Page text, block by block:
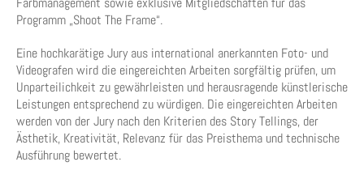
Programm „Shoot The Frame“.
Eine hochkarätige Jury aus international anerkannten Foto- und
Videografen wird die eingereichten Arbeiten sorgfältig prüfen, um
Unparteilichkeit zu gewährleisten und herausragende künstlerische
Leistungen entsprechend zu würdigen. Die eingereichten Arbeiten
werden von der Jury nach den Kriterien des Story Tellings, der
Ästhetik, Kreativität, Relevanz für das Preisthema und technische
Ausführung bewertet.